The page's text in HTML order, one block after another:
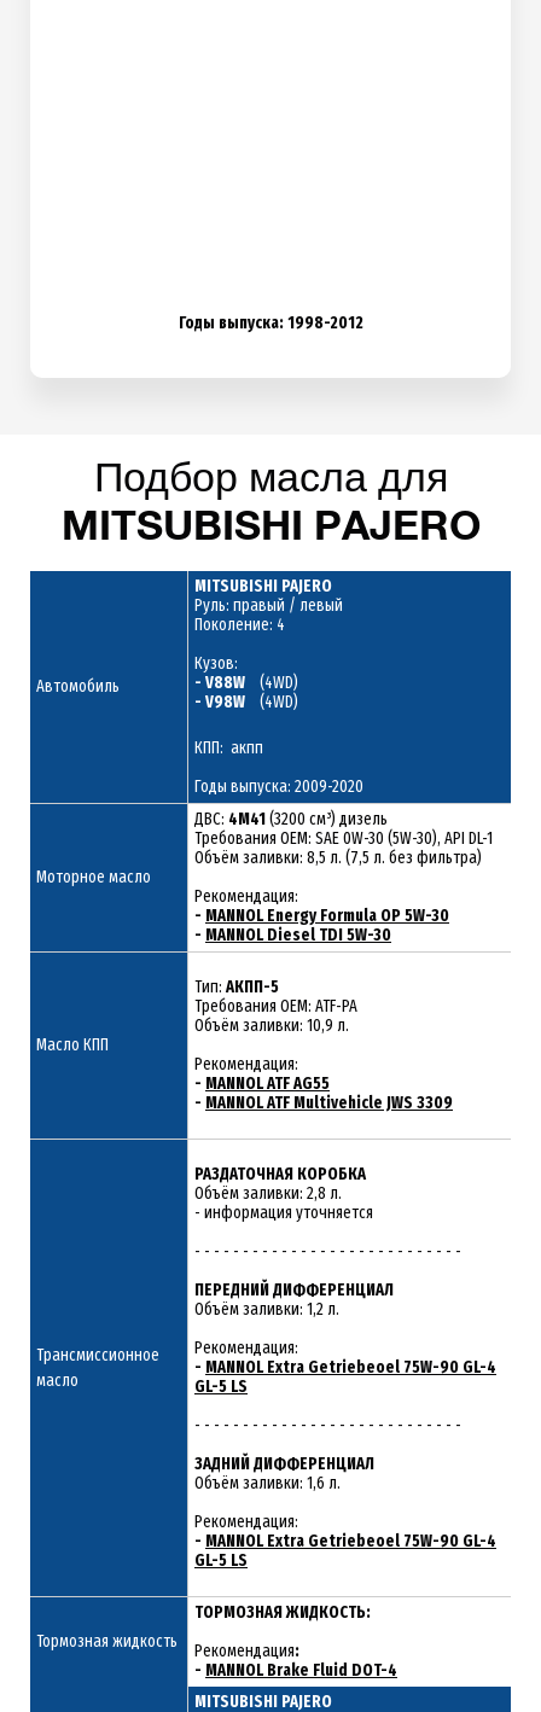
Годы выпуска: 1998-2012
Подбор масла для
MITSUBISHI PAJERO
Автомобиль
MITSUBISHI PAJERO
Руль: правый / левый
Поколение: 4
Кузов:
- V88W (4WD)
- V98W (4WD)
КПП: акпп
Годы выпуска: 2009-2020
Моторное масло
ДВС: 4M41(3200 см³) дизель
Требования ОЕМ: SAE 0W-30 (5W-30), API DL-1
Объём заливки: 8,5 л. (7,5 л. без фильтра)
Рекомендация:
- MANNOL Energy Formula OP 5W-30
- MANNOL Diesel TDI 5W-30
Масло КПП
Тип: АКПП-5
Требования OEM: ATF-PA
Объём заливки: 10,9 л.
Рекомендация:
- MANNOL ATF AG55
- MANNOL ATF Multivehicle JWS 3309
Трансмиссионное
масло
РАЗДАТОЧНАЯ КОРОБКА
Объём заливки: 2,8 л.
- информация уточняется
- - - - - - - - - - - - - - - - - - - - - - - - - - - -
ПЕРЕДНИЙ ДИФФЕРЕНЦИАЛ
Объём заливки: 1,2 л.
Рекомендация:
- MANNOL Extra Getriebeoel 75W-90 GL-4
GL-5 LS
- - - - - - - - - - - - - - - - - - - - - - - - - - - -
ЗАДНИЙ ДИФФЕРЕНЦИАЛ
Объём заливки: 1,6 л.
Рекомендация:
- MANNOL Extra Getriebeoel 75W-90 GL-4
GL-5 LS
Тормозная жидкость
ТОРМОЗНАЯ ЖИДКОСТЬ:
Рекомендация:
- MANNOL Brake Fluid DOT-4
MITSUBISHI PAJERO